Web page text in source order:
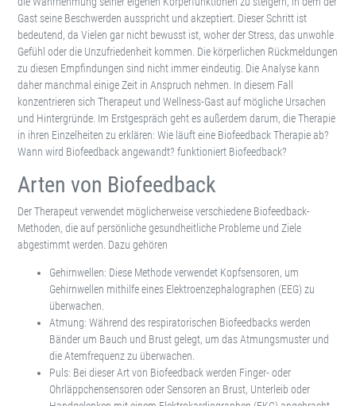
Gast seine Beschwerden ausspricht und akzeptiert. Dieser Schritt ist
bedeutend, da Vielen gar nicht bewusst ist, woher der Stress, das unwohle
Gefühl oder die Unzufriedenheit kommen. Die körperlichen Rückmeldungen
zu diesen Empfindungen sind nicht immer eindeutig. Die Analyse kann
daher manchmal einige Zeit in Anspruch nehmen. In diesem Fall
konzentrieren sich Therapeut und Wellness-Gast auf mögliche Ursachen
und Hintergründe. Im Erstgespräch geht es außerdem darum, die Therapie
in ihren Einzelheiten zu erklären: Wie läuft eine Biofeedback Therapie ab?
Wann wird Biofeedback angewandt? funktioniert Biofeedback?
Arten von Biofeedback
Der Therapeut verwendet möglicherweise verschiedene Biofeedback-
Methoden, die auf persönliche gesundheitliche Probleme und Ziele
abgestimmt werden. Dazu gehören
Gehirnwellen: Diese Methode verwendet Kopfsensoren, um
Gehirnwellen mithilfe eines Elektroenzephalographen (EEG) zu
überwachen.
Atmung: Während des respiratorischen Biofeedbacks werden
Bänder um Bauch und Brust gelegt, um das Atmungsmuster und
die Atemfrequenz zu überwachen.
Puls: Bei dieser Art von Biofeedback werden Finger- oder
Ohrläppchensensoren oder Sensoren an Brust, Unterleib oder